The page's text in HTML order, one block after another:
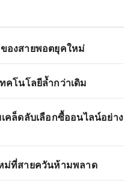
องสายพอตยุคใหม่
คโนโลยีล้ำกว่าเดิม
คล็ดลับเลือกซื้ออนไลน์อย่าง
ม่ที่สายควันห้ามพลาด